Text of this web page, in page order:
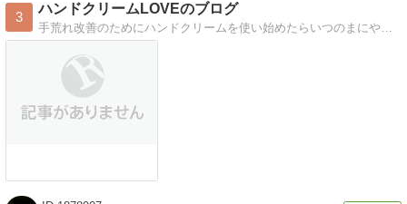
3
ハンドクリームLOVEのブログ
手荒れ改善のためにハンドクリームを使い始めたらいつのまにやらハンドクリーム大好きに。毎日色んな種類を楽しみながら使ってるハンドクリームマニアなブログ(^_^)